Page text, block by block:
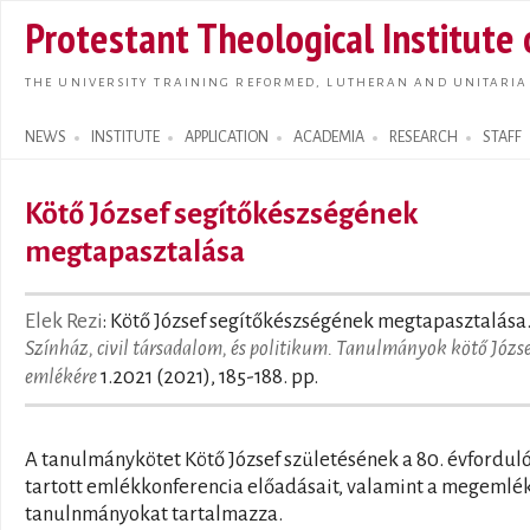
main
Protestant Theological Institute
THE UNIVERSITY TRAINING REFORMED, LUTHERAN AND
NEWS INSTITUTE APPLICATION ACADEMIA RESEARCH STAFF
Search form
Kötő József segítőkészségének
megtapasztalása
Elek Rezi: Kötő József segítőkészségének
Színház, civil társadalom, és politikum. Tanulmányok kötő
emlékére1.2021 (2021), 185-188. pp.
A tanulmánykötet Kötő József születésének a 80.
tartott emlékkonferencia előadásait, valamint a
tanulnmányokat tartalmazza.